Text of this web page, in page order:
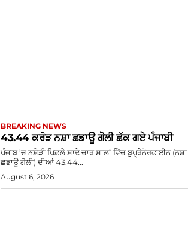
BREAKING NEWS
43.44 ਕਰੋੜ ਨਸ਼ਾ ਛਡਾਊ ਗੋਲੀ ਛੱਕ ਗਏ ਪੰਜਾਬੀ
ਪੰਜਾਬ ’ਚ ਨਸ਼ੇੜੀ ਪਿਛਲੇ ਸਾਢੇ ਚਾਰ ਸਾਲਾਂ ਵਿੱਚ ਬੁਪ੍ਰੇਨੋਰਫਾਈਨ (ਨਸ਼ਾ
ਛਡਾਊ ਗੋਲੀ) ਦੀਆਂ 43.44...
August 6, 2026